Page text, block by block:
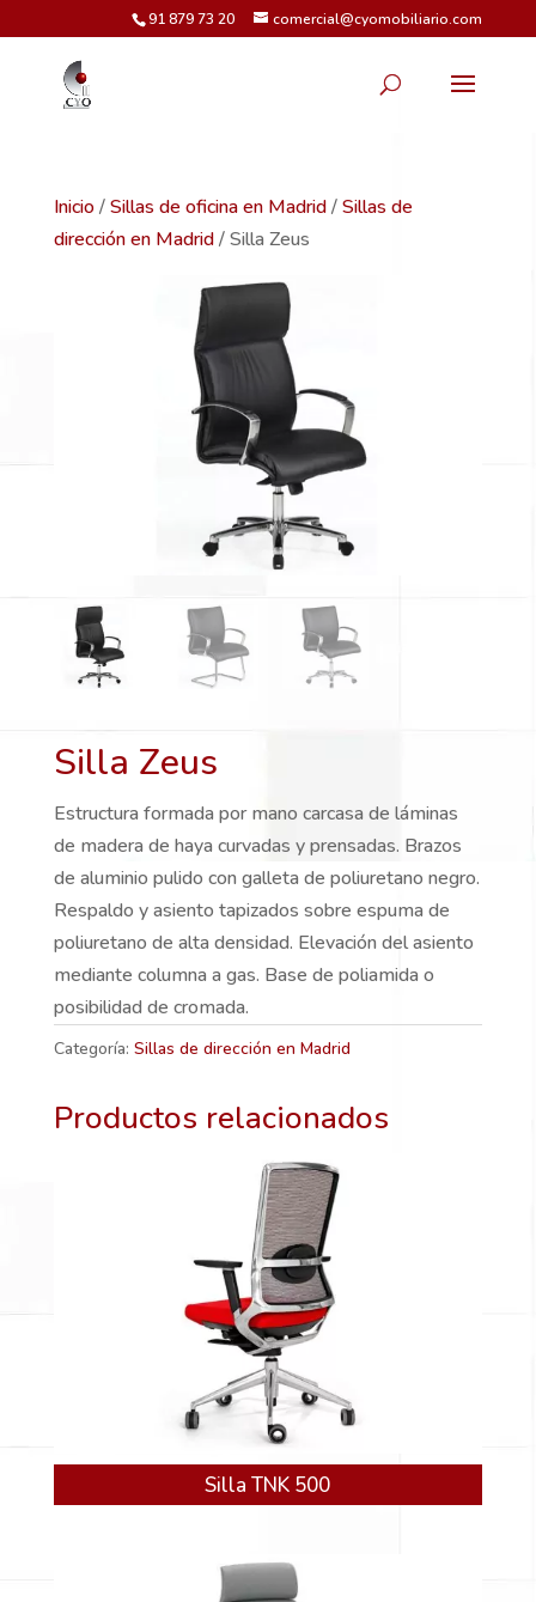
91 879 73 20 comercial@cyomobiliario.com
Inicio/Sillas de oficina en Madrid/Sillas de
dirección en Madrid/ Silla Zeus
Silla Zeus
Estructura formada por mano carcasa de láminas
de madera de haya curvadas y prensadas. Brazos
de aluminio pulido con galleta de poliuretano negro.
Respaldo y asiento tapizados sobre espuma de
poliuretano de alta densidad. Elevación del asiento
mediante columna a gas. Base de poliamida o
posibilidad de cromada.
Categoría: Sillas de dirección en Madrid
Productos relacionados
Silla TNK 500